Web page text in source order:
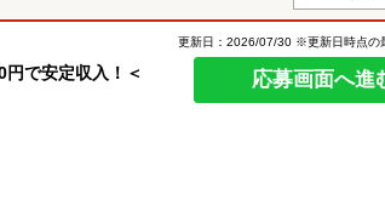
で安定収入！＜
更新日：2026/07/30 ※更新日時点の
応募画面へ進